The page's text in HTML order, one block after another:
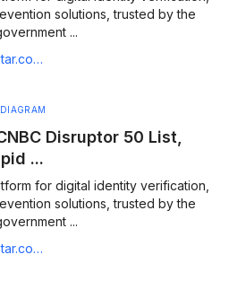
solutions, trusted by the
...
credit-risk-underwriting
Disruptor 50 List,
...
for digital identity verification,
solutions, trusted by the
...
identity-infrastructure-stopping-fraud